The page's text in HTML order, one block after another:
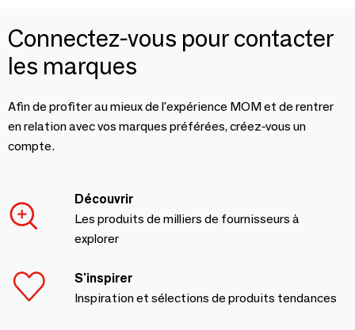
Connectez-vous pour contacter
les marques
Afin de profiter au mieux de l'expérience MOM et de rentrer
en relation avec vos marques préférées, créez-vous un
compte.
Découvrir
Les produits de milliers de fournisseurs à
explorer
S'inspirer
Inspiration et sélections de produits tendances